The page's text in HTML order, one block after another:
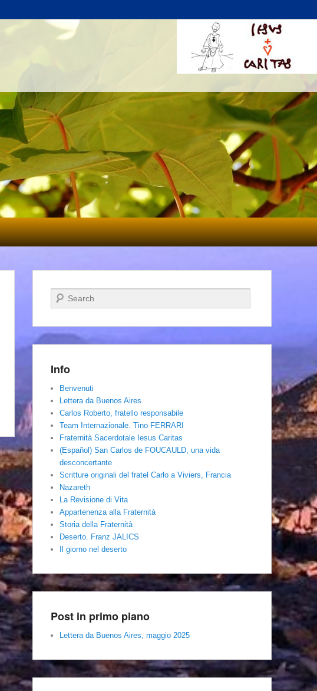
Cerca
Info
Benvenuti
Lettera da Buenos Aires
Carlos Roberto, fratello responsabile
Team Internazionale. Tino FERRARI
Fraternità Sacerdotale Iesus Caritas
(Español) San Carlos de FOUCAULD, una vida
desconcertante
Scritture originali del fratel Carlo a Viviers, Francia
Nazareth
La Revisione di Vita
Appartenenza alla Fraternità
Storia della Fraternità
Deserto. Franz JALICS
Il giorno nel deserto
Post in primo piano
Lettera da Buenos Aires, maggio 2025